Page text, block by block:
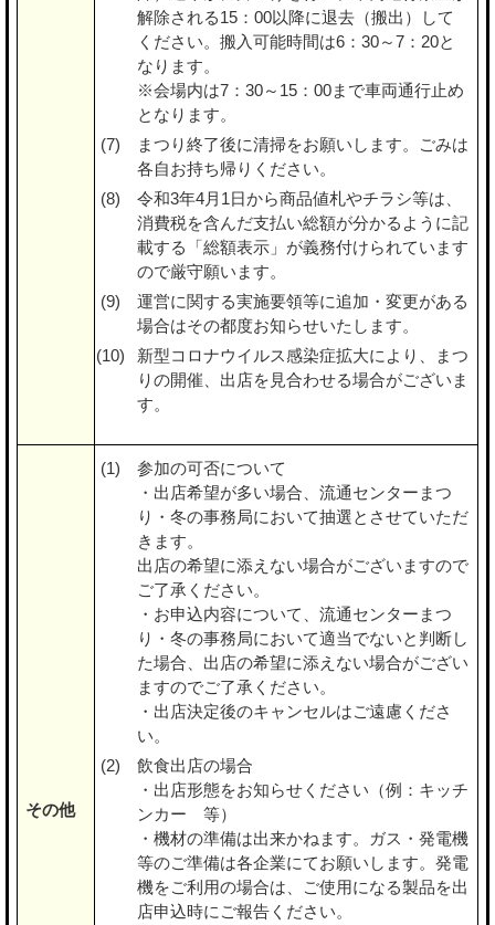
解除される15：00以降に退去（搬出）して
ください。搬入可能時間は6：30～7：20と
なります。
※会場内は7：30～15：00まで車両通行止め
となります。
まつり終了後に清掃をお願いします。ごみは
各自お持ち帰りください。
令和3年4月1日から商品値札やチラシ等は、
消費税を含んだ支払い総額が分かるように記
載する「総額表示」が義務付けられています
ので厳守願います。
運営に関する実施要領等に追加・変更がある
場合はその都度お知らせいたします。
新型コロナウイルス感染症拡大により、まつ
りの開催、出店を見合わせる場合がございま
す。
その他
参加の可否について
・出店希望が多い場合、流通センターまつ
り・冬の事務局において抽選とさせていただ
きます。
出店の希望に添えない場合がございますので
ご了承ください。
・お申込内容について、流通センターまつ
り・冬の事務局において適当でないと判断し
た場合、出店の希望に添えない場合がござい
ますのでご了承ください。
・出店決定後のキャンセルはご遠慮くださ
い。
飲食出店の場合
・出店形態をお知らせください（例：キッチ
ンカー 等）
・機材の準備は出来かねます。ガス・発電機
等のご準備は各企業にてお願いします。発電
機をご利用の場合は、ご使用になる製品を出
店申込時にご報告ください。